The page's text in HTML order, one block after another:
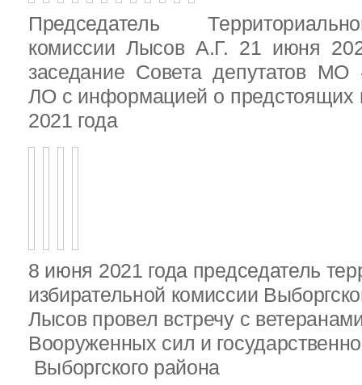
Председатель
комиссии Лысов А.Г. 21 июня
заседание Совета депутатов МО
ЛО с информацией о предстоящих
2021 года
8 июня 2021 года председатель
избирательной комиссии
Лысов провел встречу с
Вооруженных сил и
Выборгского района